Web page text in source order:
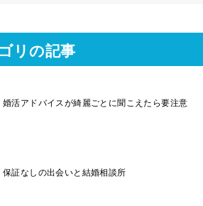
リの記事
婚活アドバイスが綺麗ごとに聞こえたら要注意
保証なしの出会いと結婚相談所